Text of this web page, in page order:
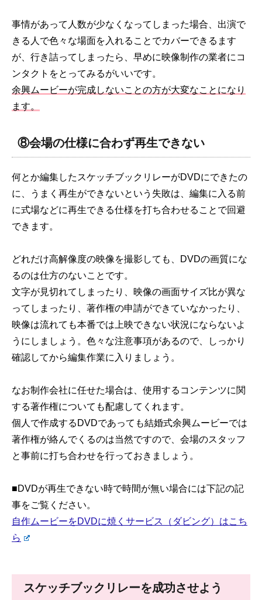
事情があって人数が少なくなってしまった場合、出演で
きる人で色々な場面を入れることでカバーできるます
が、行き詰ってしまったら、早めに映像制作の業者にコ
ンタクトをとってみるがいいです。
余興ムービーが完成しないことの方が大変なことになり
ます。
⑧会場の仕様に合わず再生できない
何とか編集したスケッチブックリレーがDVDにできたの
に、うまく再生ができないという失敗は、編集に入る前
に式場などに再生できる仕様を打ち合わせることで回避
できます。
どれだけ高解像度の映像を撮影しても、DVDの画質にな
るのは仕方のないことです。
文字が見切れてしまったり、映像の画面サイズ比が異な
ってしまったり、著作権の申請ができていなかったり、
映像は流れても本番では上映できない状況にならないよ
うにしましょう。色々な注意事項があるので、しっかり
確認してから編集作業に入りましょう。
なお制作会社に任せた場合は、使用するコンテンツに関
する著作権についても配慮してくれます。
個人で作成するDVDであっても結婚式余興ムービーでは
著作権が絡んでくるのは当然ですので、会場のスタッフ
と事前に打ち合わせを行っておきましょう。
■DVDが再生できない時で時間が無い場合には下記の記
事をご覧ください。
自作ムービーをDVDに焼くサービス（ダビング）はこち
ら
スケッチブックリレーを成功させよう